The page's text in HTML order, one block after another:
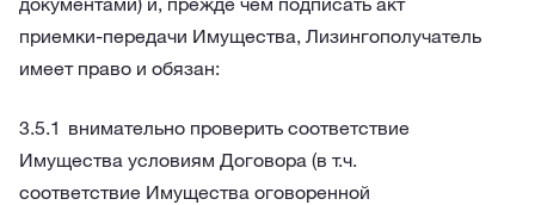
приемки-передачи Имущества, Лизингополучатель
имеет право и обязан:
внимательно проверить соответствие
Имущества условиям Договора (в т.ч.
соответствие Имущества оговоренной